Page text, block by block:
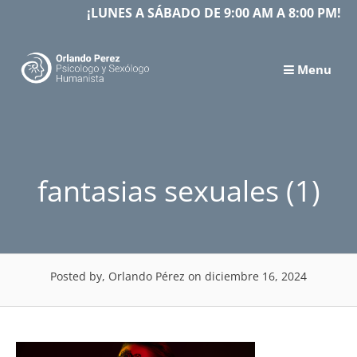
content
¡LUNES A SÁBADO DE 9:00 AM A 8:00 PM!
Menu
fantasias sexuales (1)
Posted by, Orlando Pérez on diciembre 16, 2024